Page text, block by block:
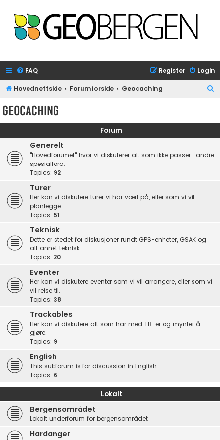
FAQ Login
Register
Hovednettside Forumforside Geocaching
c
Geocaching
Forum
Generelt
"Hovedforumet" hvor vi diskuterer alt som ikke passer i andre
spesialfora.
Topics: 92
Turer
Her kan vi diskutere turer vi har vært på, eller som vi vil
planlegge.
Topics: 51
Teknisk
Dette er stedet for diskusjoner rundt GPS-enheter, GSAK og
alt annet teknisk.
Topics: 20
Eventer
Her kan vi diskutere eventer som vi vil arrangere, eller som vi
vil reise til.
Topics: 38
Trackables
Her kan vi diskutere alt som har med TB-er og mynter å
gjøre.
Topics: 9
English
This subforum is for discussion in English
Topics: 6
Lokalt
Bergensområdet
Lokalt underforum for bergensområdet
Hardanger